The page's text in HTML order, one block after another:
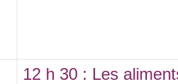
12 h 30 : Les